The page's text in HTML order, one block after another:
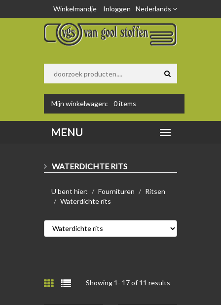
Nederlands
Winkelmandje Inloggen
Mijn winkelwagen: 0items
WATERDICHTE RITS
U bent hier: Fournituren
Ritsen
Waterdichte rits
Showing 1- 17of 11 results